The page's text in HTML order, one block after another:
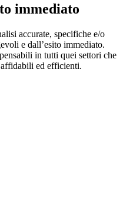
immediato
accurate, specifiche e/o
e dall’esito immediato.
in tutti quei settori che
affidabili ed efficienti.